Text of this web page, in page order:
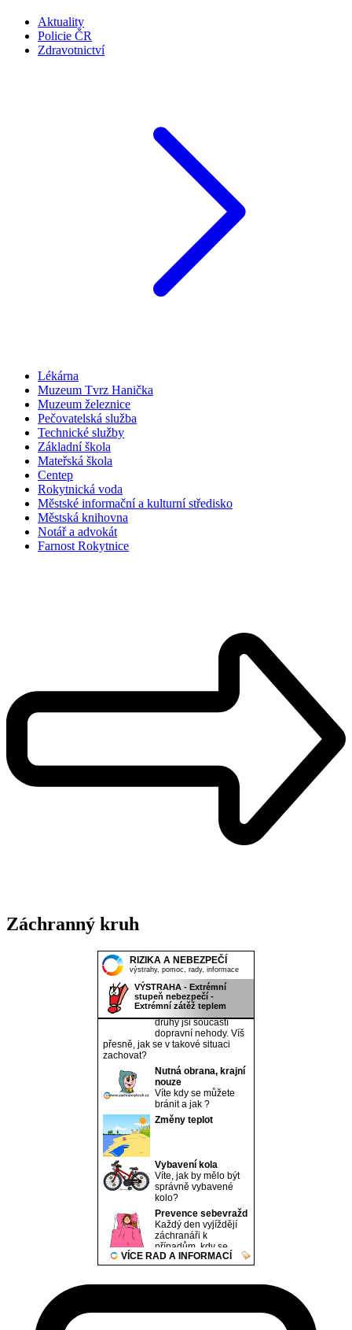
Aktuality
Policie ČR
Zdravotnictví
Lékárna
Muzeum Tvrz Hanička
Muzeum železnice
Pečovatelská služba
Technické služby
Základní škola
Mateřská škola
Centep
Rokytnická voda
Městské informační a kulturní středisko
Městská knihovna
Notář a advokát
Farnost Rokytnice
Záchranný kruh